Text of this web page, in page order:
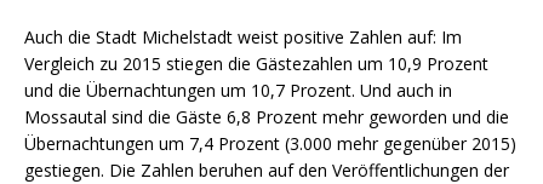
Auch die Stadt Michelstadt weist positive Zahlen auf: Im
Vergleich zu 2015 stiegen die Gästezahlen um 10,9 Prozent
und die Übernachtungen um 10,7 Prozent. Und auch in
Mossautal sind die Gäste 6,8 Prozent mehr geworden und die
Übernachtungen um 7,4 Prozent (3.000 mehr gegenüber 2015)
gestiegen. Die Zahlen beruhen auf den Veröffentlichungen der